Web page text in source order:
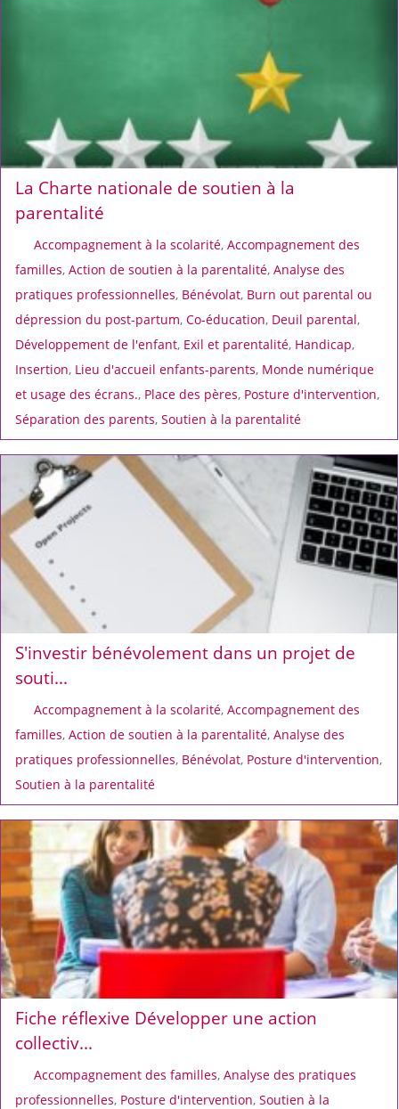
La Charte nationale de soutien à la
parentalité
Accompagnement à la scolarité, Accompagnement des
familles, Action de soutien à la parentalité, Analyse des
pratiques professionnelles, Bénévolat, Burn out parental ou
dépression du post-partum, Co-éducation, Deuil parental,
Développement de l'enfant, Exil et parentalité, Handicap,
Insertion, Lieu d'accueil enfants-parents, Monde numérique
et usage des écrans., Place des pères, Posture d'intervention,
Séparation des parents, Soutien à la parentalité
S'investir bénévolement dans un projet de
souti...
Accompagnement à la scolarité, Accompagnement des
familles, Action de soutien à la parentalité, Analyse des
pratiques professionnelles, Bénévolat, Posture d'intervention,
Soutien à la parentalité
Fiche réflexive Développer une action
collectiv...
Accompagnement des familles, Analyse des pratiques
professionnelles, Posture d'intervention, Soutien à la